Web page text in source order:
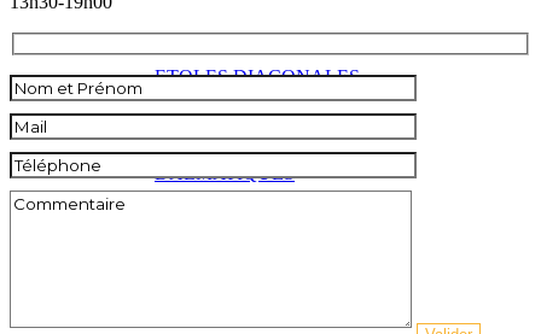
ETOLES DIACONALES
DALMATIQUES